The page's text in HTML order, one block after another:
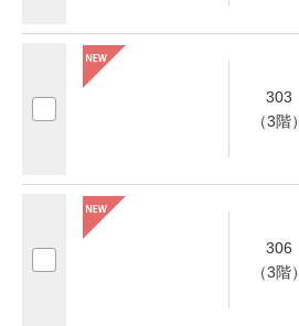
303
（3階）
306
（3階）